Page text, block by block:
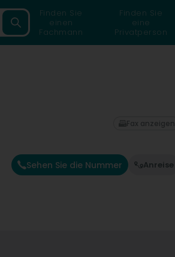
Finden Sie
einen
Fachmann
Finden Sie
eine
Privatperson
Sehen Sie die Nummer Anreise
Fax anzeigen